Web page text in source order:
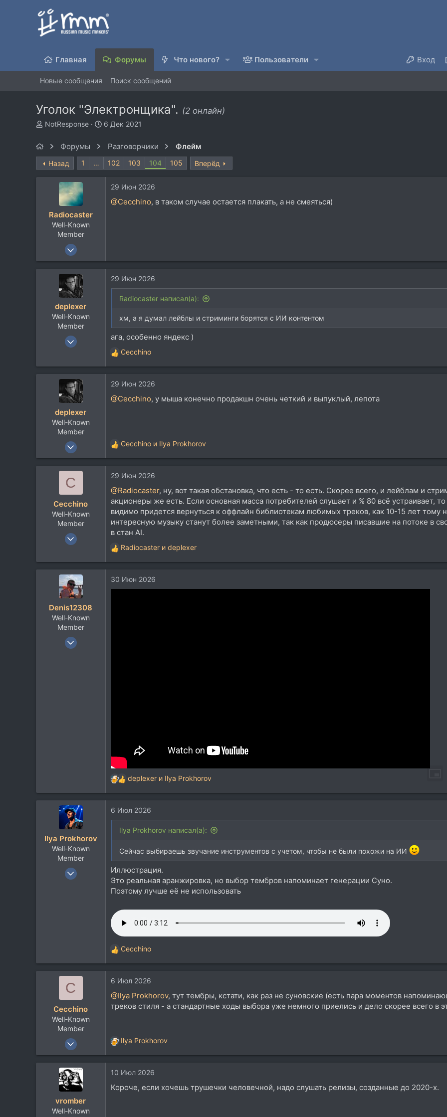
Главная Форумы Что нового? Пользователи Вход
Новые сообщения Поиск сообщений
Уголок "Электронщика". (2 онлайн)
А
р
т
NotResponse
Д
а
6 Дек 2021
Форумы Разговорчики Флейм
Назад 1 … 102 103 104 105 Вперёд
Radiocaster
Well-Known
Member
19 Июл 2012
29 Июн 2026
@Cecchino, в таком случае остается плакать, а не смеяться)
deplexer
Well-Known
Member
9 Янв 2012
113
29 Июн 2026
Radiocaster написал(а):
хм, а я думал лейблы и стриминги борятся с ИИ контентом
ага, особенно яндекс )
Р
е
к
ц
и
Cecchino
deplexer
Well-Known
Member
9 Янв 2012
12.022
8.938
29 Июн 2026
@Cecchino, у мыша конечно продакшн очень четкий и выпуклый, лепота
Р
е
к
ц
и
и
:
Cecchino и Ilya Prokhorov
C
Cecchino
Well-Known
Member
17 Авг 2021
1.736
29 Июн 2026
@Radiocaster, ну, вот такая обстановка, что есть - то есть. Скорее всего, и лейблам и
акционеры же есть. Если основная масса потребителей слушает и % 80 всё устраивает,
видимо придется вернуться к оффлайн библиотекам любимых треков, как 10-15 лет тому
интересную музыку станут более заметными, так как продюсеры писавшие на потоке в
в стан AI.
Р
е
к
ц
Radiocaster и deplexer
Denis12308
Well-Known
Member
6 Июн 2015
30 Июн 2026
Р
е
к
ц
deplexer и Ilya Prokhorov
Ilya Prokhorov
Well-Known
Member
16 Авг 2007
6 Июл 2026
Ilya Prokhorov написал(а):
Сейчас выбираешь звучание инструментов с учетом, чтобы не были похожи на ИИ
Иллюстрация.
Это реальная аранжировка, но выбор тембров напоминает генерации Суно.
Поэтому лучше её не использовать
Р
е
к
ц
и
и
Cecchino
C
Cecchino
Well-Known
Member
17 Авг 2021
2.001
6 Июл 2026
@Ilya Prokhorov, тут тембры, кстати, как раз не суновские (есть пара моментов
треков стиля - а стандартные ходы выбора уже немного приелись и дело скорее всего в
Р
е
к
и
Ilya Prokhorov
vromber
Well-Known
10 Июл 2026
Короче, если хочешь трушечки человечной, надо слушать релизы, созданные до 2020-х.